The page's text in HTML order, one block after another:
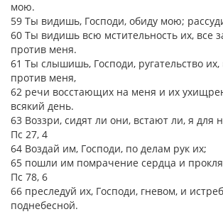
мою.
59 Ты видишь, Господи, обиду мою;
60 Ты видишь всю мстительность их, все
против меня.
61 Ты слышишь, Господи, ругательство
против меня,
62 речи восстающих на меня и их
всякий день.
63 Воззри, сидят ли они, встают ли, я для
Пс 27, 4
64 Воздай им, Господи, по делам рук их;
65 пошли им помрачение сердца и
Пс 78, 6
66 преследуй их, Господи, гневом, и
поднебесной.